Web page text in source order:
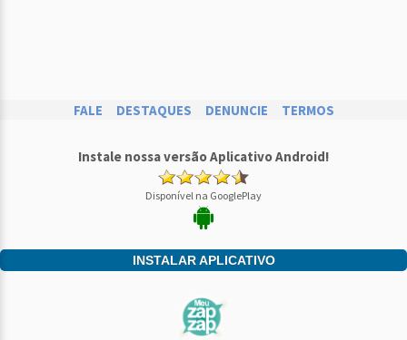
FALE DESTAQUES DENUNCIE TERMOS
Instale nossa versão Aplicativo Android!
Disponível na GooglePlay
INSTALAR APLICATIVO